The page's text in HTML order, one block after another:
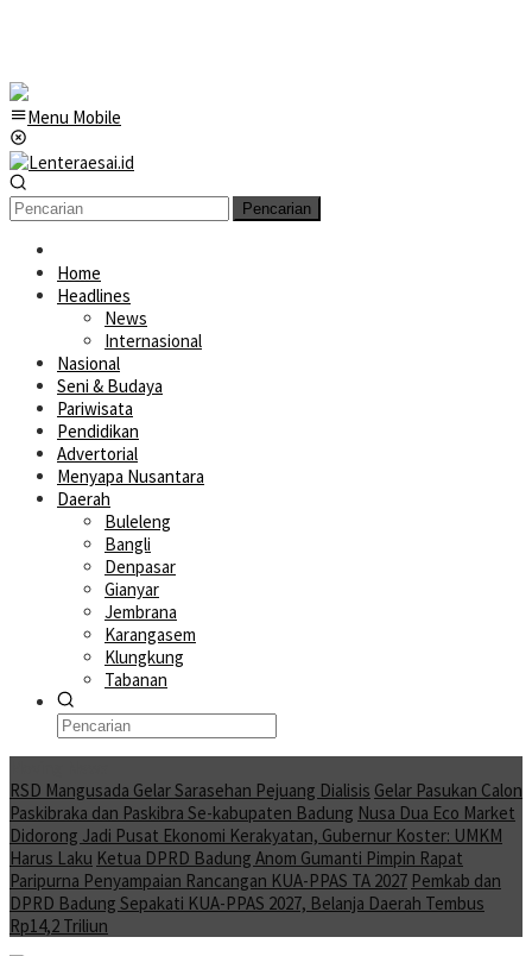
Menu Mobile
Pencarian
Home
Headlines
News
Internasional
Nasional
Seni & Budaya
Pariwisata
Pendidikan
Advertorial
Menyapa Nusantara
Daerah
Buleleng
Bangli
Denpasar
Gianyar
Jembrana
Karangasem
Klungkung
Tabanan
RSD Mangusada Gelar Sarasehan Pejuang Dialisis Gelar Pasukan Calon
Paskibraka dan Paskibra Se-kabupaten Badung Nusa Dua Eco Market
Didorong Jadi Pusat Ekonomi Kerakyatan, Gubernur Koster: UMKM
Harus Laku Ketua DPRD Badung Anom Gumanti Pimpin Rapat
Paripurna Penyampaian Rancangan KUA-PPAS TA 2027 Pemkab dan
DPRD Badung Sepakati KUA-PPAS 2027, Belanja Daerah Tembus
Rp14,2 Triliun